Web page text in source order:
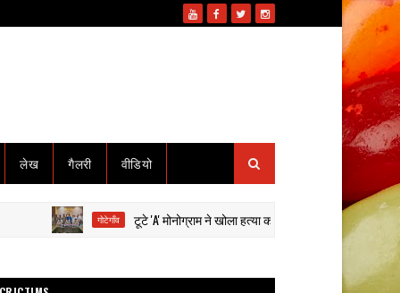
लेख गैलरी वीडियो
गोटेगाँव टूटे 'A' मोनोग्राम ने खोला हत्या का राज: हाईवा से कुचलकर सड़क हादसा